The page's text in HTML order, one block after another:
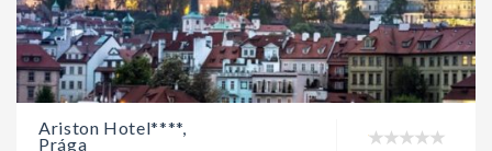
Ariston Hotel****,
Prága